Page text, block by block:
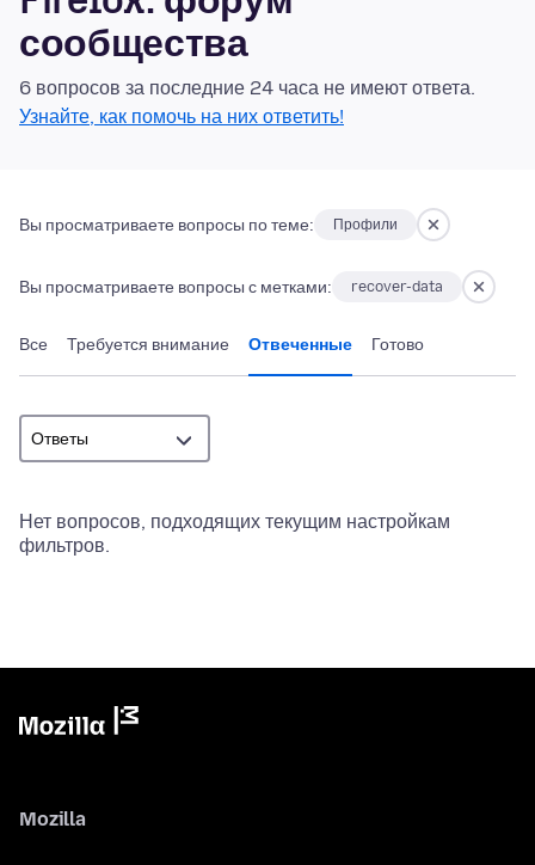
сообщества
6 вопросов за последние 24 часа не имеют ответа.
Узнайте, как помочь на них ответить!
Вы просматриваете вопросы по теме: Профили
Вы просматриваете вопросы с метками: recover-data
Все Требуется внимание Отвеченные Готово
Нет вопросов, подходящих текущим настройкам
фильтров.
Mozilla